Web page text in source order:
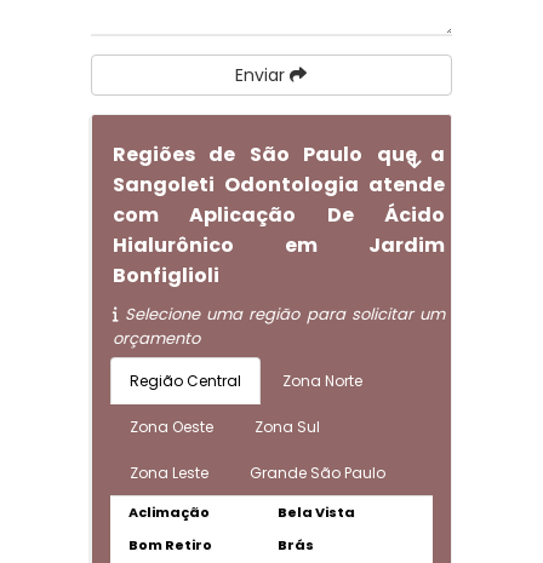
Enviar
Regiões de São Paulo que a
Sangoleti Odontologia atende
com Aplicação De Ácido
Hialurônico em Jardim
Bonfiglioli
Selecione uma região para solicitar um
orçamento
Região Central Zona Norte
Zona Oeste Zona Sul
Zona Leste Grande São Paulo
Aclimação
Bela Vista
Bom Retiro
Brás